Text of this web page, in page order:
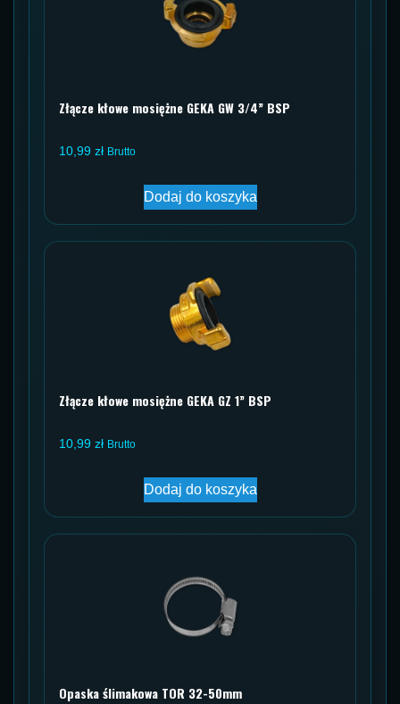
Złącze kłowe mosiężne GEKA GW 3/4” BSP
10,99 zł Brutto
Dodaj do koszyka
Złącze kłowe mosiężne GEKA GZ 1” BSP
10,99 zł Brutto
Dodaj do koszyka
Opaska ślimakowa TOR 32-50mm